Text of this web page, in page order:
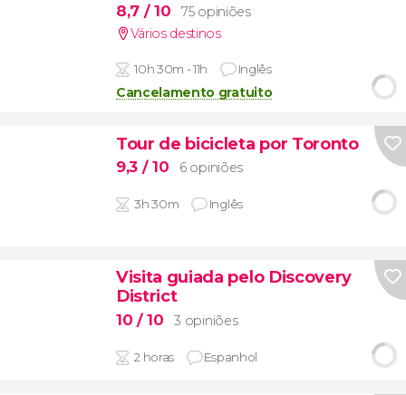
8,7 / 10
75 opiniões
Vários destinos
10h 30m - 11h Inglês
Cancelamento gratuito
Tour de bicicleta por Toronto
9,3 / 10 6 opiniões
3h 30m Inglês
Visita guiada pelo Discovery
District
10 / 10 3 opiniões
2 horas Espanhol